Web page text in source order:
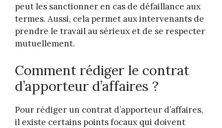
peut les sanctionner en cas de défaillance aux
termes. Aussi, cela permet aux intervenants de
prendre le travail au sérieux et de se respecter
mutuellement.
Comment rédiger le contrat
d’apporteur d’affaires ?
Pour rédiger un contrat d’apporteur d’affaires,
il existe certains points focaux qui doivent